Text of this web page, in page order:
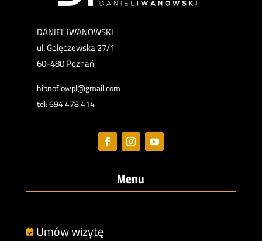
DANIEL IWANOWSKI
ul. Golęczewska 27/1
60-480 Poznań
hipnoflowpl@gmail.com
tel: 694 478 414
Menu
 Umów wizytę